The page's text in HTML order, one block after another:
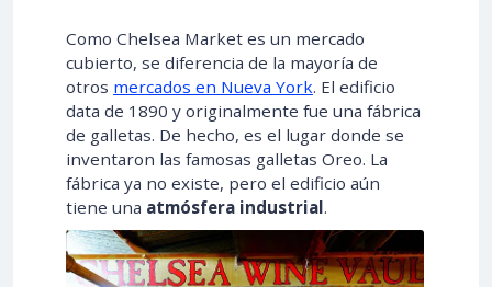
Como Chelsea Market es un mercado
cubierto, se diferencia de la mayoría de
otros mercados en Nueva York. El edificio
data de 1890 y originalmente fue una fábrica
de galletas. De hecho, es el lugar donde se
inventaron las famosas galletas Oreo. La
fábrica ya no existe, pero el edificio aún
tiene una atmósfera industrial.